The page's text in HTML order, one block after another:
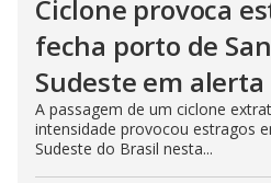
Ciclone provoca
fecha porto de
Sudeste em alerta
A passagem de um ciclone
intensidade provocou estragos
Sudeste do Brasil nesta...